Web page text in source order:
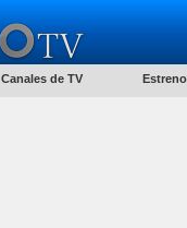
Canales de TV